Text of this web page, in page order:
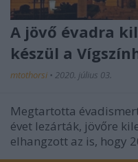
A jövő évadra
készül a
mtothorsi • 2020. július 03.
Megtartotta
évet lezárták, jövőre
elhangzott az is, hogy